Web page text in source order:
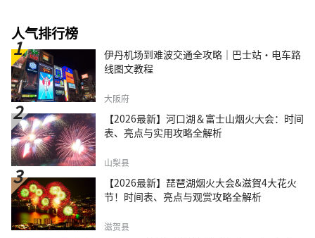
人气排行榜
伊丹机场到难波交通全攻略｜巴士站・电车路
线图文教程
大阪府
【2026最新】河口湖＆富士山烟火大会：时间
表、亮点与实用攻略全解析
山梨县
【2026最新】琵琶湖烟火大会&滋賀4大花火
节！时间表、亮点与观赏攻略全解析
滋贺县